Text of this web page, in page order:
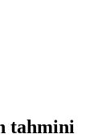
tahmini